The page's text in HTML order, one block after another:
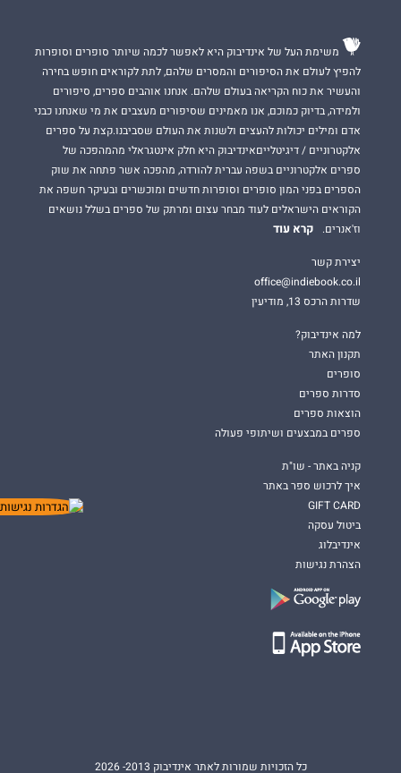
משימת העל של אינדיבוק היא לאפשר לכמה שיותר סופרים וסופרות
להפיץ לעולם את הסיפורים והמסרים שלהם, לתת לקוראים חופש בחירה
והעשיר את כוח הקריאה בעולם שלהם. אנחנו אוהבים ספרים, סיפורים
ולמידה, בדיוק כמוכם, אנו מאמינים שסיפורים מעצבים את מי שאנחנו כבני
אדם ומילים יכולות להעצים ולשנות את העולם שסביבנו.קצת על ספרים
אלקטרוניים / דיגיטלייםאינדיבוק היא חלק אינטגראלי מהמהפכה של
ספרים אלקטרוניים בשפה עברית להורדה, מהפכה אשר פתחה את שוק
הספרים בפני המון סופרים וסופרות חדשים ומוכשרים ובעיקר חשפה את
הקוראים הישראלים לעוד מבחר עצום ומרתק של ספרים בשלל נושאים
וז'אנרים.
קרא עוד
יצירת קשר
office@indiebook.co.il
שדרות הרכס 13, מודיעין
למה אינדיבוק?
תקנון האתר
סופרים
סדרות ספרים
הוצאות ספרים
ספרים במבצעים ושיתופי פעולה
קניה באתר - שו"ת
איך לרכוש ספר באתר
GIFT CARD
ביטול עסקה
אינדיבלוג
הצהרת נגישות
כל הזכויות שמורות לאתר אינדיבוק 2013- 2026